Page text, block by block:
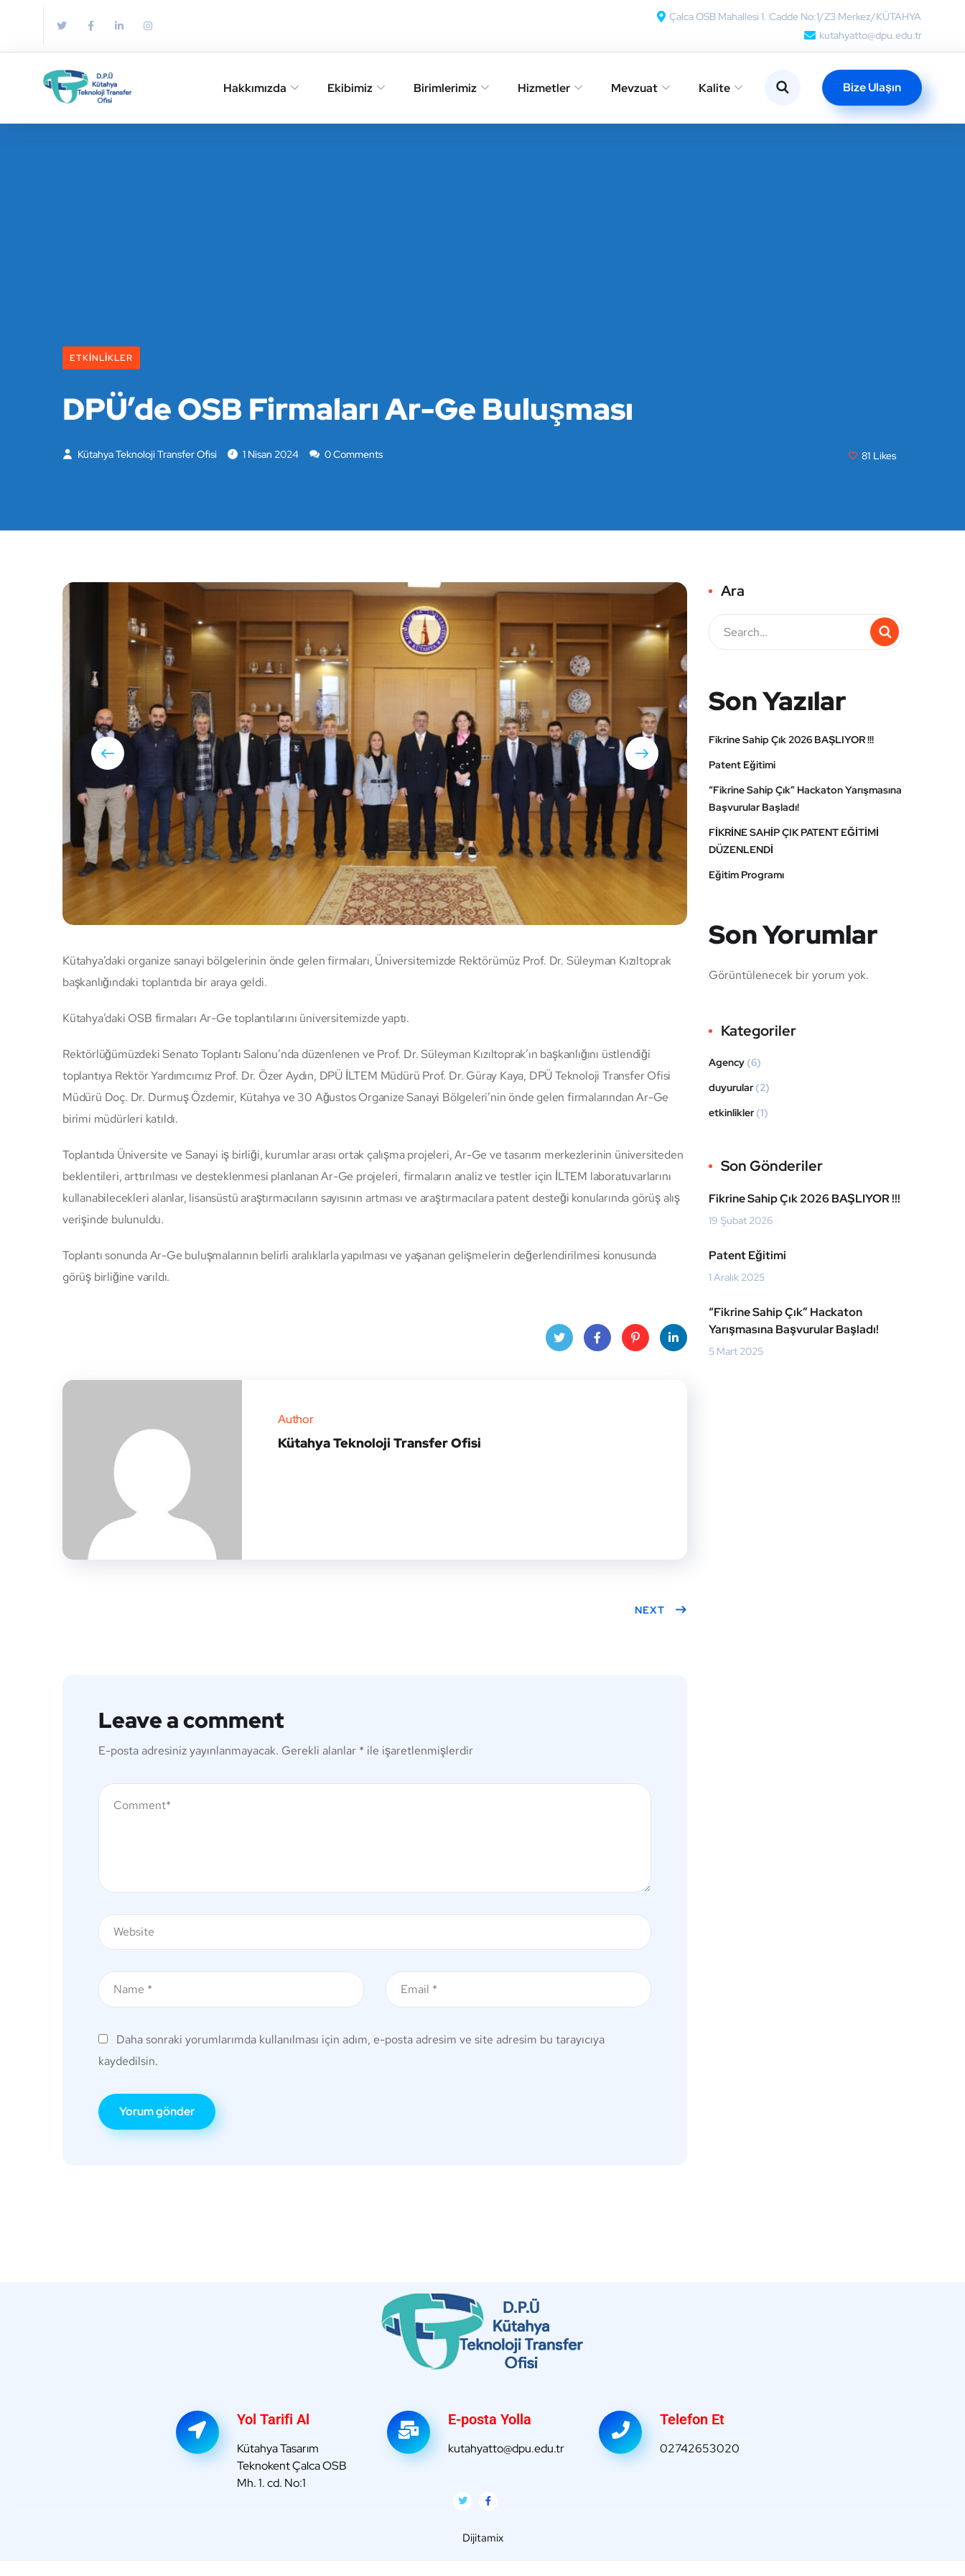
Çalca OSB Mahallesi 1. Cadde No:1/Z3 Merkez/KÜTAHYA
kutahyatto@dpu.edu.tr
Hakkımızda Ekibimiz Birimlerimiz Hizmetler Mevzuat Kalite Bize Ulaşın
ETKINLIKLER
DPÜ’de OSB Firmaları Ar-Ge Buluşması
Kütahya Teknoloji Transfer Ofisi 1 Nisan 2024 0 Comments 81 Likes
Kütahya’daki organize sanayi bölgelerinin önde gelen firmaları, Üniversitemizde Rektörümüz Prof. Dr. Süleyman Kızıltoprak
başkanlığındaki toplantıda bir araya geldi.
Kütahya’daki OSB firmaları Ar-Ge toplantılarını üniversitemizde yaptı.
Rektörlüğümüzdeki Senato Toplantı Salonu’nda düzenlenen ve Prof. Dr. Süleyman Kızıltoprak’ın başkanlığını üstlendiği
toplantıya Rektör Yardımcımız Prof. Dr. Özer Aydın, DPÜ İLTEM Müdürü Prof. Dr. Güray Kaya, DPÜ Teknoloji Transfer Ofisi
Müdürü Doç. Dr. Durmuş Özdemir, Kütahya ve 30 Ağustos Organize Sanayi Bölgeleri’nin önde gelen firmalarından Ar-Ge
birimi müdürleri katıldı.
Toplantıda Üniversite ve Sanayi iş birliği, kurumlar arası ortak çalışma projeleri, Ar-Ge ve tasarım merkezlerinin üniversiteden
beklentileri, arttırılması ve desteklenmesi planlanan Ar-Ge projeleri, firmaların analiz ve testler için İLTEM laboratuvarlarını
kullanabilecekleri alanlar, lisansüstü araştırmacıların sayısının artması ve araştırmacılara patent desteği konularında görüş alış
verişinde bulunuldu.
Toplantı sonunda Ar-Ge buluşmalarının belirli aralıklarla yapılması ve yaşanan gelişmelerin değerlendirilmesi konusunda
görüş birliğine varıldı.
Author
Kütahya Teknoloji Transfer Ofisi
NEXT
Leave a comment
E-posta adresiniz yayınlanmayacak. Gerekli alanlar * ile işaretlenmişlerdir
Daha sonraki yorumlarımda kullanılması için adım, e-posta adresim ve site adresim bu tarayıcıya
kaydedilsin.
Ara
Son Yazılar
Fikrine Sahip Çık 2026 BAŞLIYOR !!!
Patent Eğitimi
“Fikrine Sahip Çık” Hackaton Yarışmasına
Başvurular Başladı!
FİKRİNE SAHİP ÇIK PATENT EĞİTİMİ
DÜZENLENDİ
Eğitim Programı
Son Yorumlar
Görüntülenecek bir yorum yok.
Kategoriler
Agency (6)
duyurular (2)
etkinlikler (1)
Son Gönderiler
Fikrine Sahip Çık 2026 BAŞLIYOR !!!
19 Şubat 2026
Patent Eğitimi
1 Aralık 2025
“Fikrine Sahip Çık” Hackaton
Yarışmasına Başvurular Başladı!
5 Mart 2025
Yol Tarifi Al
Kütahya Tasarım
Teknokent Çalca OSB
Mh. 1. cd. No:1
E-posta Yolla
kutahyatto@dpu.edu.tr
Telefon Et
02742653020
Dijitamix